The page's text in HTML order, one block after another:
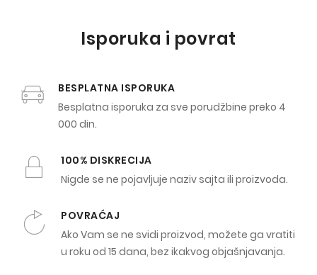
Isporuka i povrat
BESPLATNA ISPORUKA
Besplatna isporuka za sve porudžbine preko 4
000 din.
100% DISKRECIJA
Nigde se ne pojavljuje naziv sajta ili proizvoda.
POVRAĆAJ
Ako Vam se ne svidi proizvod, možete ga vratiti
u roku od 15 dana, bez ikakvog objašnjavanja.